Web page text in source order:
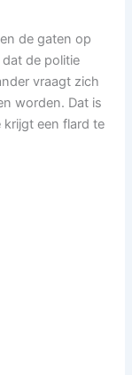
de gaten op
de politie
vraagt zich
worden. Dat is
een flard te